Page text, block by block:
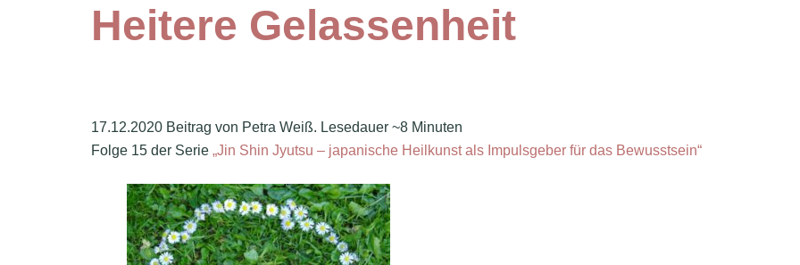
Heitere Gelassenheit
17.12.2020 Beitrag von Petra Weiß. Lesedauer ~8 Minuten
Folge 15 der Serie „Jin Shin Jyutsu – japanische Heilkunst als Impulsgeber für das Bewusstsein“